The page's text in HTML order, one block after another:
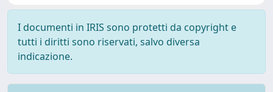
I documenti in IRIS sono protetti da copyright e
tutti i diritti sono riservati, salvo diversa
indicazione.